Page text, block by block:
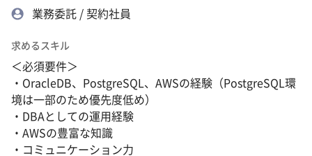
業務委託 / 契約社員
求めるスキル
＜必須要件＞
・OracleDB、PostgreSQL、AWSの経験（PostgreSQL環
境は一部のため優先度低め）
・DBAとしての運用経験
・AWSの豊富な知識
・コミュニケーション力